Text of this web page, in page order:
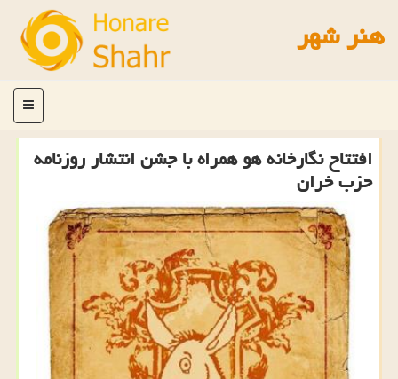
هنر شهر
منو
افتتاح نگارخانه هو همراه با جشن انتشار روزنامه
حزب خران